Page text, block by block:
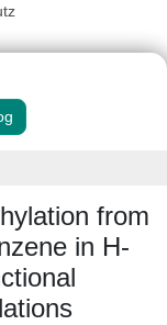
from
in H-